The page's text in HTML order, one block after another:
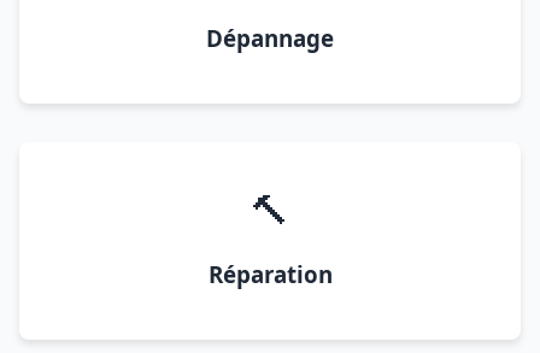
Dépannage
🔨
Réparation